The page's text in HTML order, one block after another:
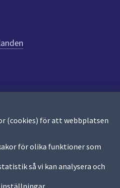
(cookies) för att webbplatsen
för olika funktioner som
så vi kan analysera och
inställningar.